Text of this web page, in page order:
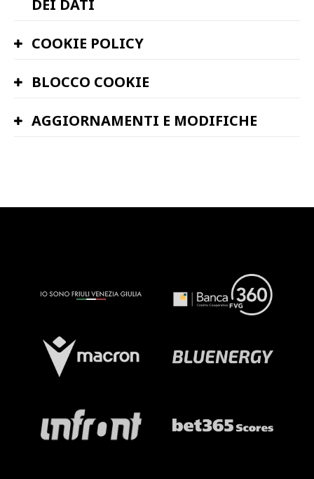
DEI DATI
COOKIE POLICY
BLOCCO COOKIE
AGGIORNAMENTI E MODIFICHE